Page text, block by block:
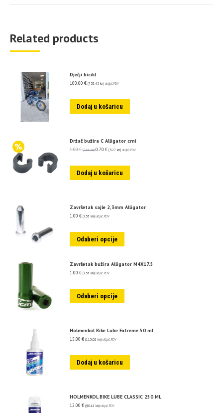
Related products
Dječji bicikl
100.00 € (753.45 kn) uključ. PDV
Dodaj u košaricu
Držač bužira C Alligator crni
1.00€ (7.53 kn) 0.70 € (5.27 kn) uključ. PDV
Dodaj u košaricu
Završetak sajle 2,3mm Alligator
1.00 € (7.53 kn) uključ. PDV
Odaberi opcije
Završetak bužira Alligator M4X17.5
1.00 € (7.53 kn) uključ. PDV
Odaberi opcije
Holmenkol Bike Lube Extreme 50 ml
15.00 € (113.02 kn) uključ. PDV
Dodaj u košaricu
HOLMENKOL BIKE LUBE CLASSIC 250 ML
12.00 € (90.41 kn) uključ. PDV